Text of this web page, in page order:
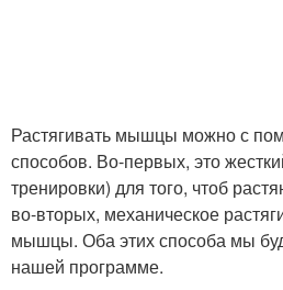
Растягивать мышцы можно с
способов. Во-первых, это
тренировки) для того, чтоб
во-вторых, механическое
мышцы. Оба этих способа мы
нашей программе.